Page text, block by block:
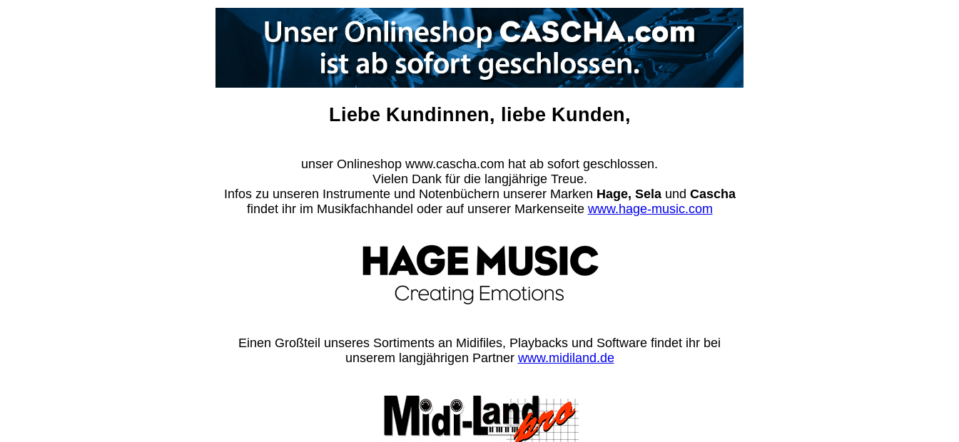
Liebe Kundinnen, liebe Kunden,
unser Onlineshop www.cascha.com hat ab sofort geschlossen.
Vielen Dank für die langjährige Treue.
Infos zu unseren Instrumente und Notenbüchern unserer Marken Hage, Selaund Cascha
findet ihr im Musikfachhandel oder auf unserer Markenseite www.hage-music.com
Einen Großteil unseres Sortiments an Midifiles, Playbacks und Software findet ihr bei
unserem langjährigen Partner www.midiland.de